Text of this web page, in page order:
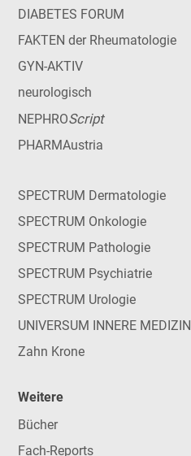
DIABETES FORUM
FAKTEN der Rheumatologie
GYN-AKTIV
neurologisch
NEPHROScript
PHARMAustria
SPECTRUM Dermatologie
SPECTRUM Onkologie
SPECTRUM Pathologie
SPECTRUM Psychiatrie
SPECTRUM Urologie
UNIVERSUM INNERE MEDIZIN
Zahn Krone
Weitere
Bücher
Fach-Reports